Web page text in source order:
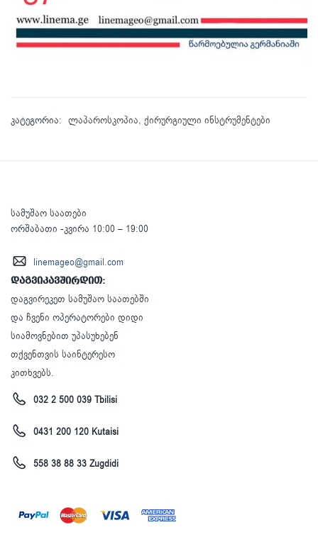
კატეგორია: ლაპაროსკოპია, ქირურგიული ინსტრუმენტები
სამუშაო საათები
ორშაბათი -კვირა 10:00 – 19:00
linemageo@gmail.com
დაგვიკავშირდით:
დაგვირეკეთ სამუშაო საათებში
და ჩვენი ოპერატორები დიდი
სიამოვნებით უპასუხებენ
თქვენთვის საინტერესო
კითხვებს.
032 2 500 039 Tbilisi
0431 200 120 Kutaisi
558 38 88 33 Zugdidi